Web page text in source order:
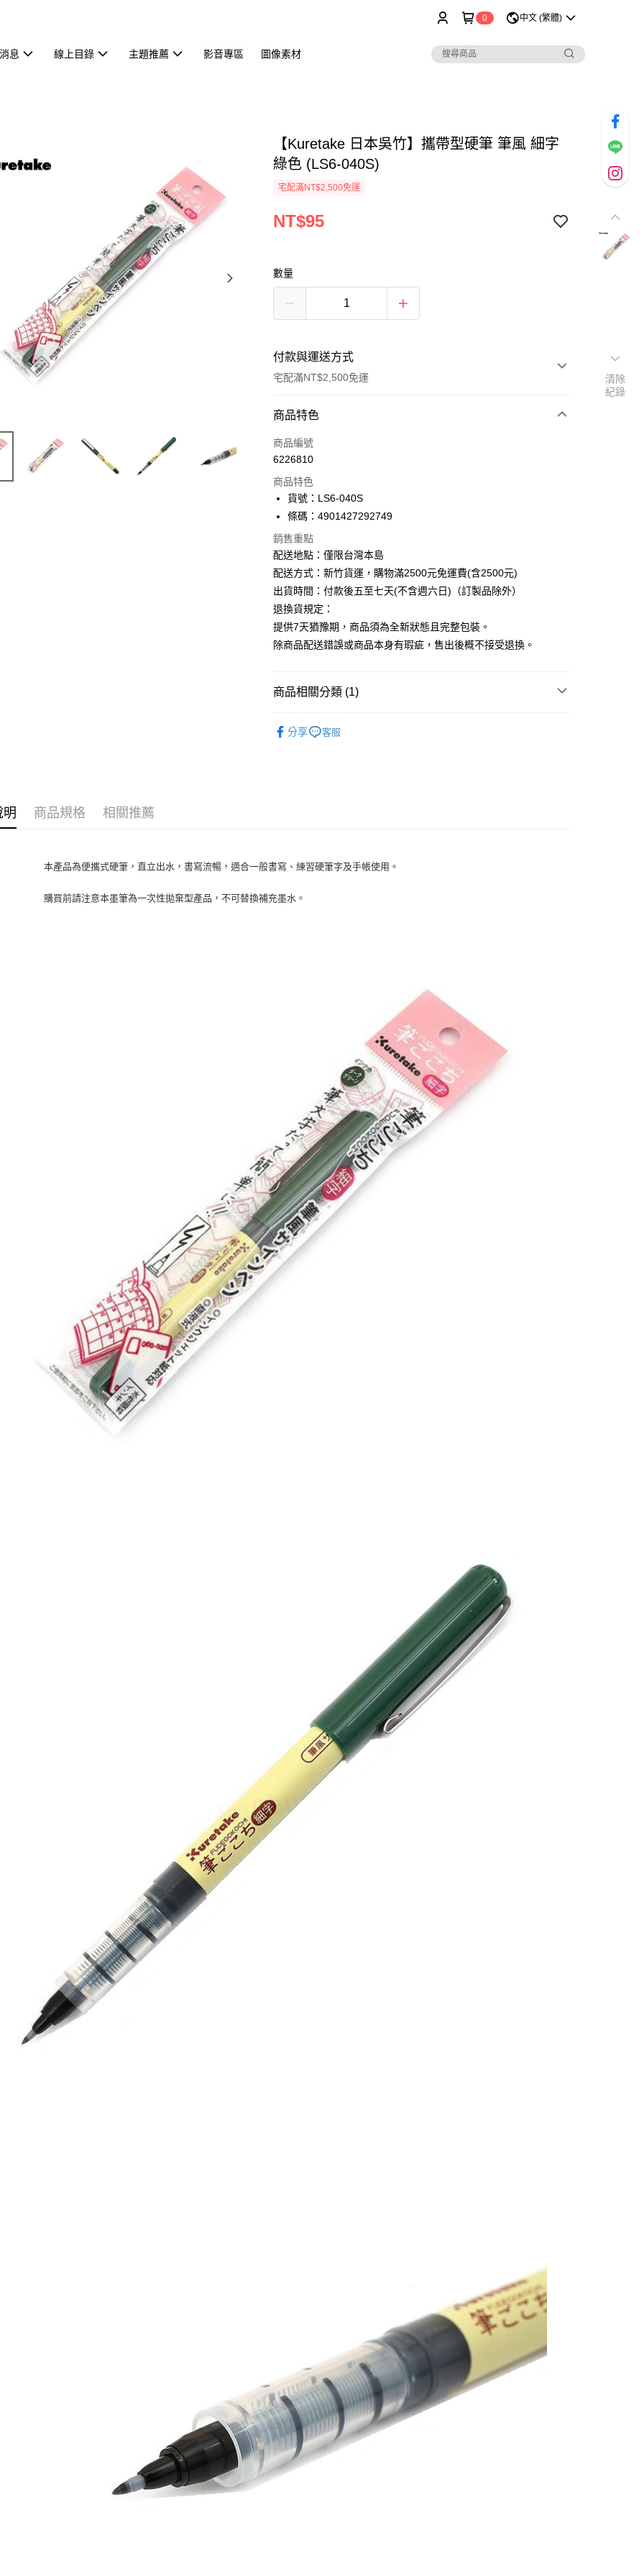
0 中文 (繁體)
息 線上目錄 主題推薦 影音專區 圖像素材
【Kuretake 日本吳竹】攜帶型硬筆 筆風 細字
綠色 (LS6-040S)
宅配滿NT$2,500免運
NT$95
數量
付款與運送方式
宅配滿NT$2,500免運
付款方式
信用卡一次付款
街口支付
悠遊付
ATM付款
運送方式
下單前請先詢問庫存
每筆NT$130，滿NT$2,500(含以上)免運費
商品特色
商品編號
6226810
商品特色
貨號：LS6-040S
條碼：4901427292749
銷售重點
配送地點：僅限台灣本島
配送方式：新竹貨運，購物滿2500元免運費(含2500元)
出貨時間：付款後五至七天(不含週六日)（訂製品除外）
退換貨規定：
提供7天猶豫期，商品須為全新狀態且完整包裝。
除商品配送錯誤或商品本身有瑕疵，售出後概不接受退換。
商品相關分類 (1)
分享
客服
明 商品規格 相關推薦
本產品為便攜式硬筆，直立出水，書寫流暢，適合一般書寫、練習硬筆字及手帳使用。
購買前請注意本墨筆為一次性拋棄型產品，不可替換補充墨水。
清除
紀錄